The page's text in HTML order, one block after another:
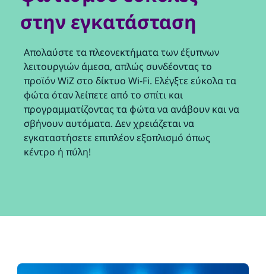
στην εγκατάσταση
Απολαύστε τα πλεονεκτήματα των έξυπνων
λειτουργιών άμεσα, απλώς συνδέοντας το
προϊόν WiZ στο δίκτυο Wi-Fi. Ελέγξτε εύκολα τα
φώτα όταν λείπετε από το σπίτι και
προγραμματίζοντας τα φώτα να ανάβουν και να
σβήνουν αυτόματα. Δεν χρειάζεται να
εγκαταστήσετε επιπλέον εξοπλισμό όπως
κέντρο ή πύλη!